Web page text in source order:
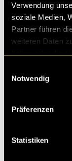
Verwendung
soziale Medien,
Partner führen
weiteren Daten
Notwendig
Präferenzen
Statistiken
(mst)
Kritik
Ähnliche Artikel